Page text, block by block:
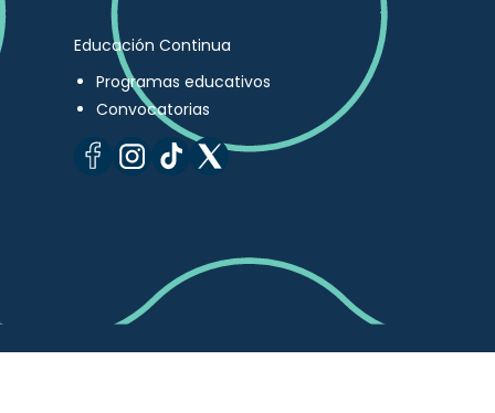
Educación Continua
Programas educativos
Convocatorias